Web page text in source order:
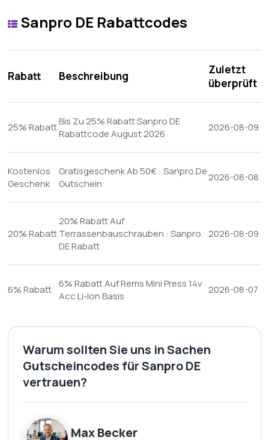
Sanpro DE Rabattcodes
Rabatt Beschreibung
Zuletzt
überprüft
25% RabattBis Zu 25% Rabatt Sanpro DE
Rabattcode August 2026
2026-08-09
Kostenlos
Geschenk
Gratisgeschenk Ab 50€ : Sanpro.De
Gutschein
2026-08-08
20% Rabatt
20% Rabatt Auf
Terrassenbauschrauben : Sanpro
DE Rabatt
2026-08-09
6% Rabatt 6% Rabatt Auf Rems Mini Press 14v
Acc Li-Ion Basis
2026-08-07
Warum sollten Sie uns in Sachen
Gutscheincodes für Sanpro DE
vertrauen?
Max Becker